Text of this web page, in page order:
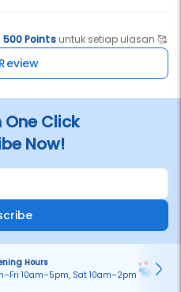
500 Pointsuntuk setiap ulasan 🥰
Click
Now!
Hours
10am–5pm, Sat 10am–2pm